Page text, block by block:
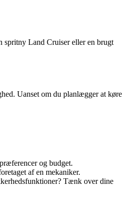
spritny Land Cruiser eller en brugt
Uanset om du planlægger at køre
og budget.
af en mekaniker.
Tænk over dine